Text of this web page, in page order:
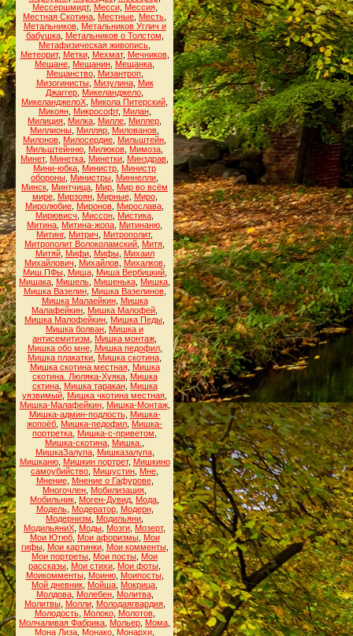
Мессершмидт, Месси, Мессия,
Местная Скотина Местные Месть
Метальников, Метальников Углич и
бабушка, Метальников о Толстом
Метафизическая живопись
Метеорит, Метки, Мехмат, Мечников,
Мещане Мещанин Мещанка
Мещанство, Мизантроп,
Мизогинисты, Мизулина, Мик
Джаггер Микеланджело
МикеланджелоХ Микола Питерский
Микоян, Микрософт, Милан,
Милиция Милка Милле Миллер
Миллионы Милляр Милованов
Милонов Милосердие Мильштейн
Мильштейнню Милюков Мимоза
Минет, Минетка Минетки Минздрав
Мини-юбка Министр Министр
обороны Министры Миннелли
Минск Минтчица Мир Мир во всём
мире, Мирзоян, Мирные, Миро,
Миролюбие Миронов Мирослава
Мирювисч
Миссон Мистика
Митина Митина-жопа Митинаню
Митинг, Митрич Митрополит,
Митрополит Волоколамский Митя
Митяй, Мифи, Мифы, Михаил
Михайлович
Михайлов, Михалков,
Миш.ПФы, Миша, Миша Вербицкий,
Мишака Мишель Мишенька Мишка
Мишка Вазелин, Мишка Вазелинов,
Мишка Малаейкин, Мишка
Малафейкин Мишка Малофей
Мишка Малофейкин Мишка Педы
Мишка болван Мишка и
антисемитизм
Мишка монтаж
Мишка обо мне, Мишка педофил,
Мишка плакатки Мишка скотина
Мишка скотина местная, Мишка
скотина. Люляка-Хуяка, Мишка
сктина, Мишка таракан, Мишка
уязвимый Мишка чкотина местная
Мишка-Малафейкин, Мишка-Монтаж,
Мишка-админ-подлость, Мишка-
жопоёб Мишка-педофил Мишка-
портретка Мишка-с-приветом
Мишка-скотина Мишка.
МишкаЗалупа, Мишказалупа,
Мишканю, Мишкин портрет, Мишкино
самоубийство Мишустин Мне
Мнение, Мнение о Гафурове,
Многочлен Мобилизация
Мобильник Моген-Дувид Мода
Модель, Модератор, Модерн,
Модернизм
Модильяни
МодильяниХ Моды Мозги Мозерт,
Мои Ютюб, Мои афоризмы, Мои
гифы, Мои картинки, Мои комменты,
Мои портреты Мои посты Мои
рассказы Мои стихи Мои фоты
Моикомменты, Моиню, Моипосты,
Мой дневник Мойша Мокрица
Молдова, Молебен, Молитва,
Молитвы, Молли, Молодаягвардия,
Молодость, Молоко, Молотов,
Молчаливая Фабрика Мольер Мома
Мона Лиза Монако Монархи